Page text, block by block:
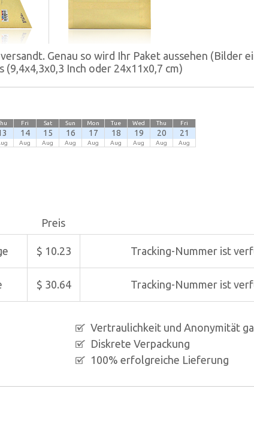
Genau so wird Ihr Paket aussehen (Bilder
Inch oder 24x11x0,7 cm)
Fri
14
Aug
Sat
15
Aug
Sun
16
Aug
Mon
17
Aug
Tue
18
Aug
Wed
19
Aug
Thu
20
Aug
Fri
21
Aug
Preis
$ 10.23 Tracking-Nummer ist
$ 30.64 Tracking-Nummer ist
Vertraulichkeit und Anonymität
Diskrete Verpackung
100% erfolgreiche Lieferung